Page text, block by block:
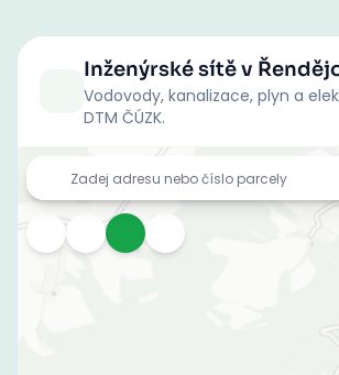
Inženýrské sítěv
Vodovody, kanalizace, plyn a
DTM ČÚZK.